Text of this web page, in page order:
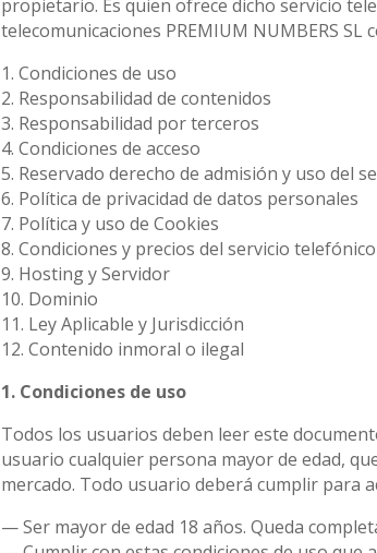
propietario. Es quien ofrece dicho servicio
telecomunicaciones PREMIUM NUMBERS SL
1. Condiciones de uso
2. Responsabilidad de contenidos
3. Responsabilidad por terceros
4. Condiciones de acceso
5. Reservado derecho de admisión y uso del
6. Política de privacidad de datos personales
7. Política y uso de Cookies
8. Condiciones y precios del servicio telefónico
9. Hosting y Servidor
10. Dominio
11. Ley Aplicable y Jurisdicción
12. Contenido inmoral o ilegal
1. Condiciones de uso
Todos los usuarios deben leer este
usuario cualquier persona mayor de edad,
mercado. Todo usuario deberá cumplir para
— Ser mayor de edad 18 años. Queda